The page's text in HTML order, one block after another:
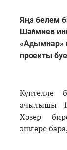
Яңа белем
Шәймиев
«Адымнар»
проекты
Күптелле
ачылышы
Хәзер
эшләре